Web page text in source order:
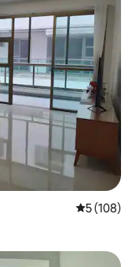
5 av 5 i
5 (108)